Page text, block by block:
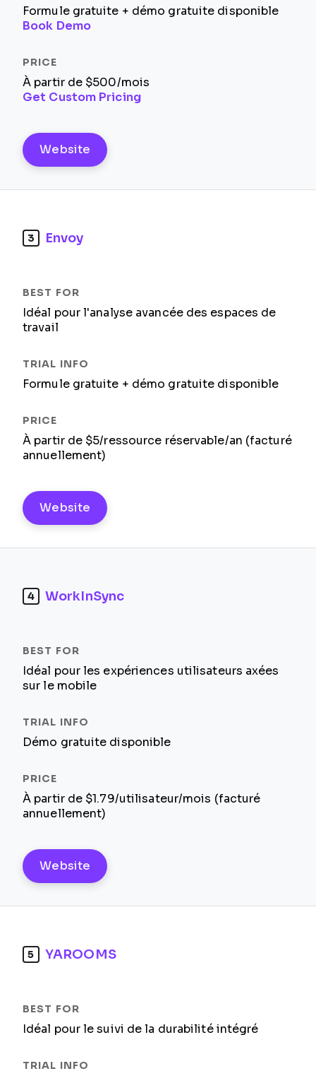
Formule gratuite + démo gratuite disponible
Book Demo
À partir de $500/mois
Get Custom Pricing
Website
3 Envoy
Idéal pour l'analyse avancée des espaces de
travail
Formule gratuite + démo gratuite disponible
À partir de $5/ressource réservable/an (facturé
annuellement)
Website
4 WorkInSync
Idéal pour les expériences utilisateurs axées
sur le mobile
Démo gratuite disponible
À partir de $1.79/utilisateur/mois (facturé
annuellement)
Website
5 YAROOMS
Idéal pour le suivi de la durabilité intégré